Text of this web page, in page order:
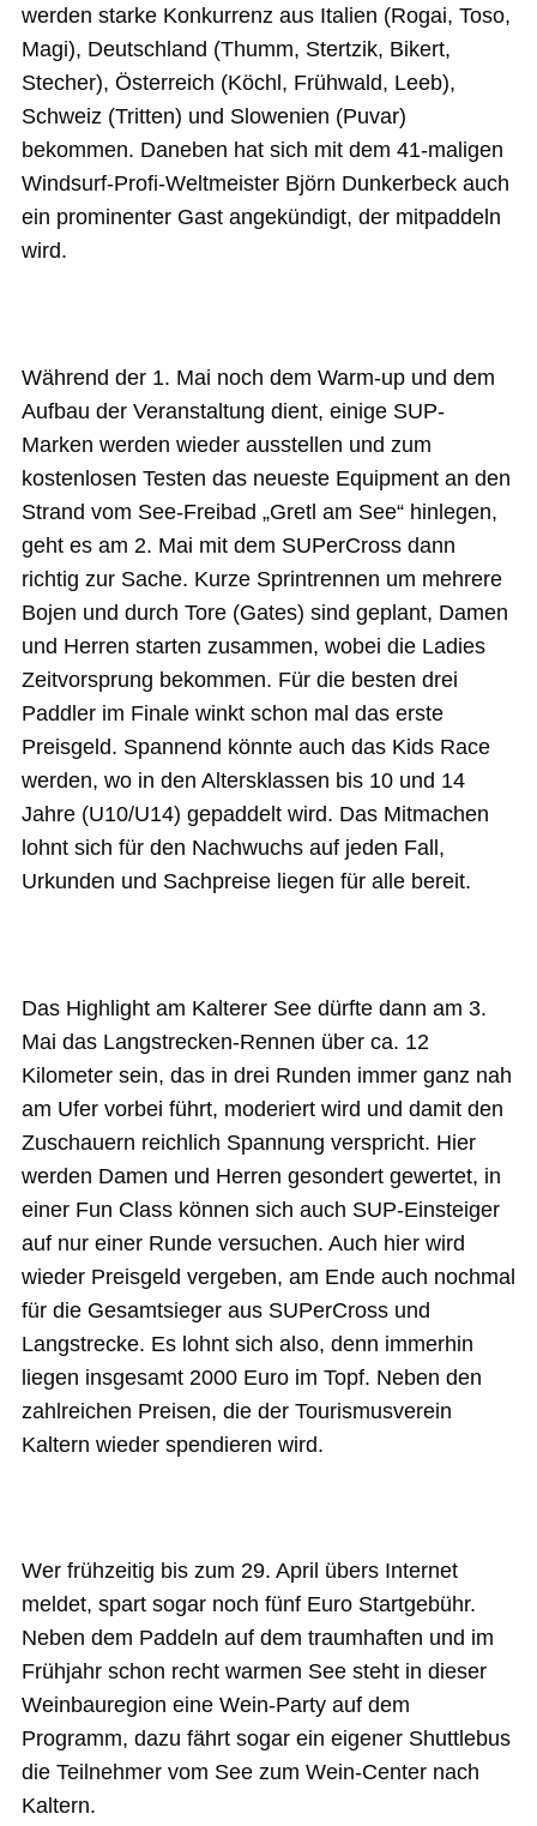
werden starke Konkurrenz aus Italien (Rogai, Toso,
Magi), Deutschland (Thumm, Stertzik, Bikert,
Stecher), Österreich (Köchl, Frühwald, Leeb),
Schweiz (Tritten) und Slowenien (Puvar)
bekommen. Daneben hat sich mit dem 41-maligen
Windsurf-Profi-Weltmeister Björn Dunkerbeck auch
ein prominenter Gast angekündigt, der mitpaddeln
wird.
Während der 1. Mai noch dem Warm-up und dem
Aufbau der Veranstaltung dient, einige SUP-
Marken werden wieder ausstellen und zum
kostenlosen Testen das neueste Equipment an den
Strand vom See-Freibad „Gretl am See“ hinlegen,
geht es am 2. Mai mit dem SUPerCross dann
richtig zur Sache. Kurze Sprintrennen um mehrere
Bojen und durch Tore (Gates) sind geplant, Damen
und Herren starten zusammen, wobei die Ladies
Zeitvorsprung bekommen. Für die besten drei
Paddler im Finale winkt schon mal das erste
Preisgeld. Spannend könnte auch das Kids Race
werden, wo in den Altersklassen bis 10 und 14
Jahre (U10/U14) gepaddelt wird. Das Mitmachen
lohnt sich für den Nachwuchs auf jeden Fall,
Urkunden und Sachpreise liegen für alle bereit.
Das Highlight am Kalterer See dürfte dann am 3.
Mai das Langstrecken-Rennen über ca. 12
Kilometer sein, das in drei Runden immer ganz nah
am Ufer vorbei führt, moderiert wird und damit den
Zuschauern reichlich Spannung verspricht. Hier
werden Damen und Herren gesondert gewertet, in
einer Fun Class können sich auch SUP-Einsteiger
auf nur einer Runde versuchen. Auch hier wird
wieder Preisgeld vergeben, am Ende auch nochmal
für die Gesamtsieger aus SUPerCross und
Langstrecke. Es lohnt sich also, denn immerhin
liegen insgesamt 2000 Euro im Topf. Neben den
zahlreichen Preisen, die der Tourismusverein
Kaltern wieder spendieren wird.
Wer frühzeitig bis zum 29. April übers Internet
meldet, spart sogar noch fünf Euro Startgebühr.
Neben dem Paddeln auf dem traumhaften und im
Frühjahr schon recht warmen See steht in dieser
Weinbauregion eine Wein-Party auf dem
Programm, dazu fährt sogar ein eigener Shuttlebus
die Teilnehmer vom See zum Wein-Center nach
Kaltern.